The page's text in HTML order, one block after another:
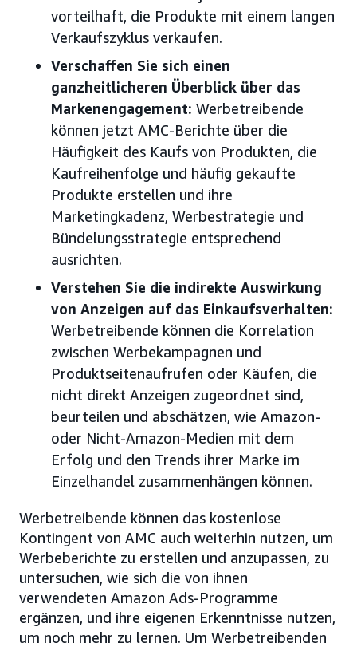
vorteilhaft, die Produkte mit einem langen
Verkaufszyklus verkaufen.
Verschaffen Sie sich einen
ganzheitlicheren Überblick über das
Markenengagement: Werbetreibende
können jetzt AMC-Berichte über die
Häufigkeit des Kaufs von Produkten, die
Kaufreihenfolge und häufig gekaufte
Produkte erstellen und ihre
Marketingkadenz, Werbestrategie und
Bündelungsstrategie entsprechend
ausrichten.
Verstehen Sie die indirekte Auswirkung
von Anzeigen auf das Einkaufsverhalten:
Werbetreibende können die Korrelation
zwischen Werbekampagnen und
Produktseitenaufrufen oder Käufen, die
nicht direkt Anzeigen zugeordnet sind,
beurteilen und abschätzen, wie Amazon-
oder Nicht-Amazon-Medien mit dem
Erfolg und den Trends ihrer Marke im
Einzelhandel zusammenhängen können.
Werbetreibende können das kostenlose
Kontingent von AMC auch weiterhin nutzen, um
Werbeberichte zu erstellen und anzupassen, zu
untersuchen, wie sich die von ihnen
verwendeten Amazon Ads-Programme
ergänzen, und ihre eigenen Erkenntnisse nutzen,
um noch mehr zu lernen. Um Werbetreibenden